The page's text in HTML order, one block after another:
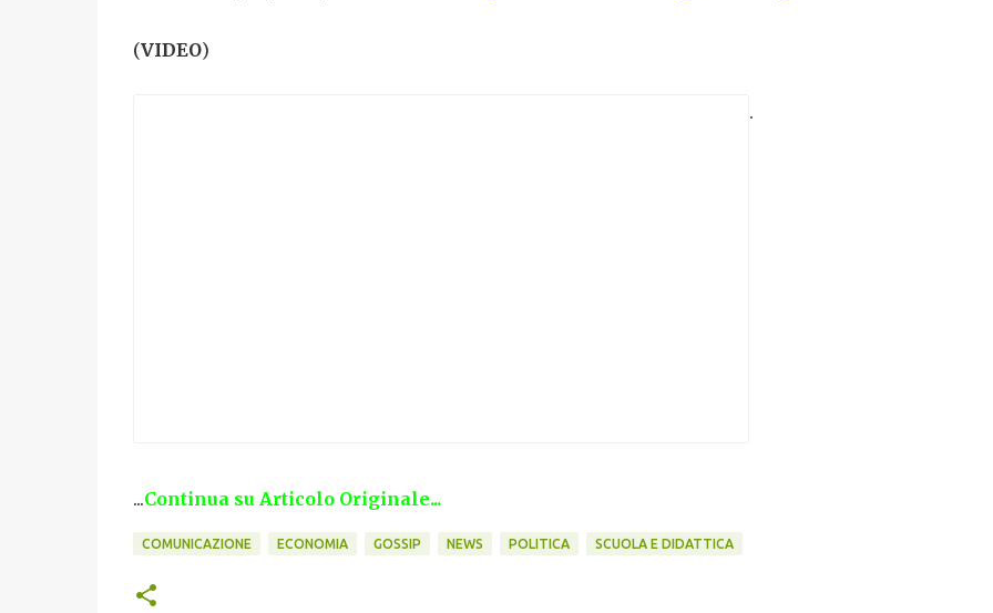
(VIDEO)
.
...Continua su Articolo Originale...
COMUNICAZIONE ECONOMIA GOSSIP NEWS POLITICA SCUOLA E DIDATTICA